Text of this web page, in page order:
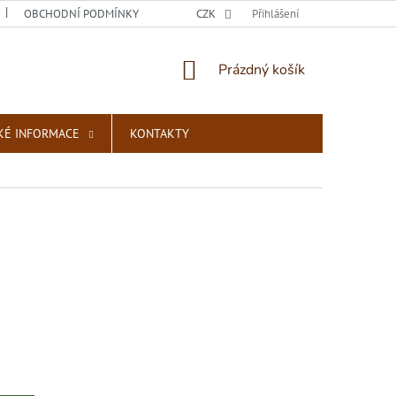
OBCHODNÍ PODMÍNKY PODMÍNKY OCHRANY OSOBNÍCH ÚDAJŮ
CZK Přihlášení
NÁKUPNÍ
Prázdný košík
INFORMACE KONTAKTY